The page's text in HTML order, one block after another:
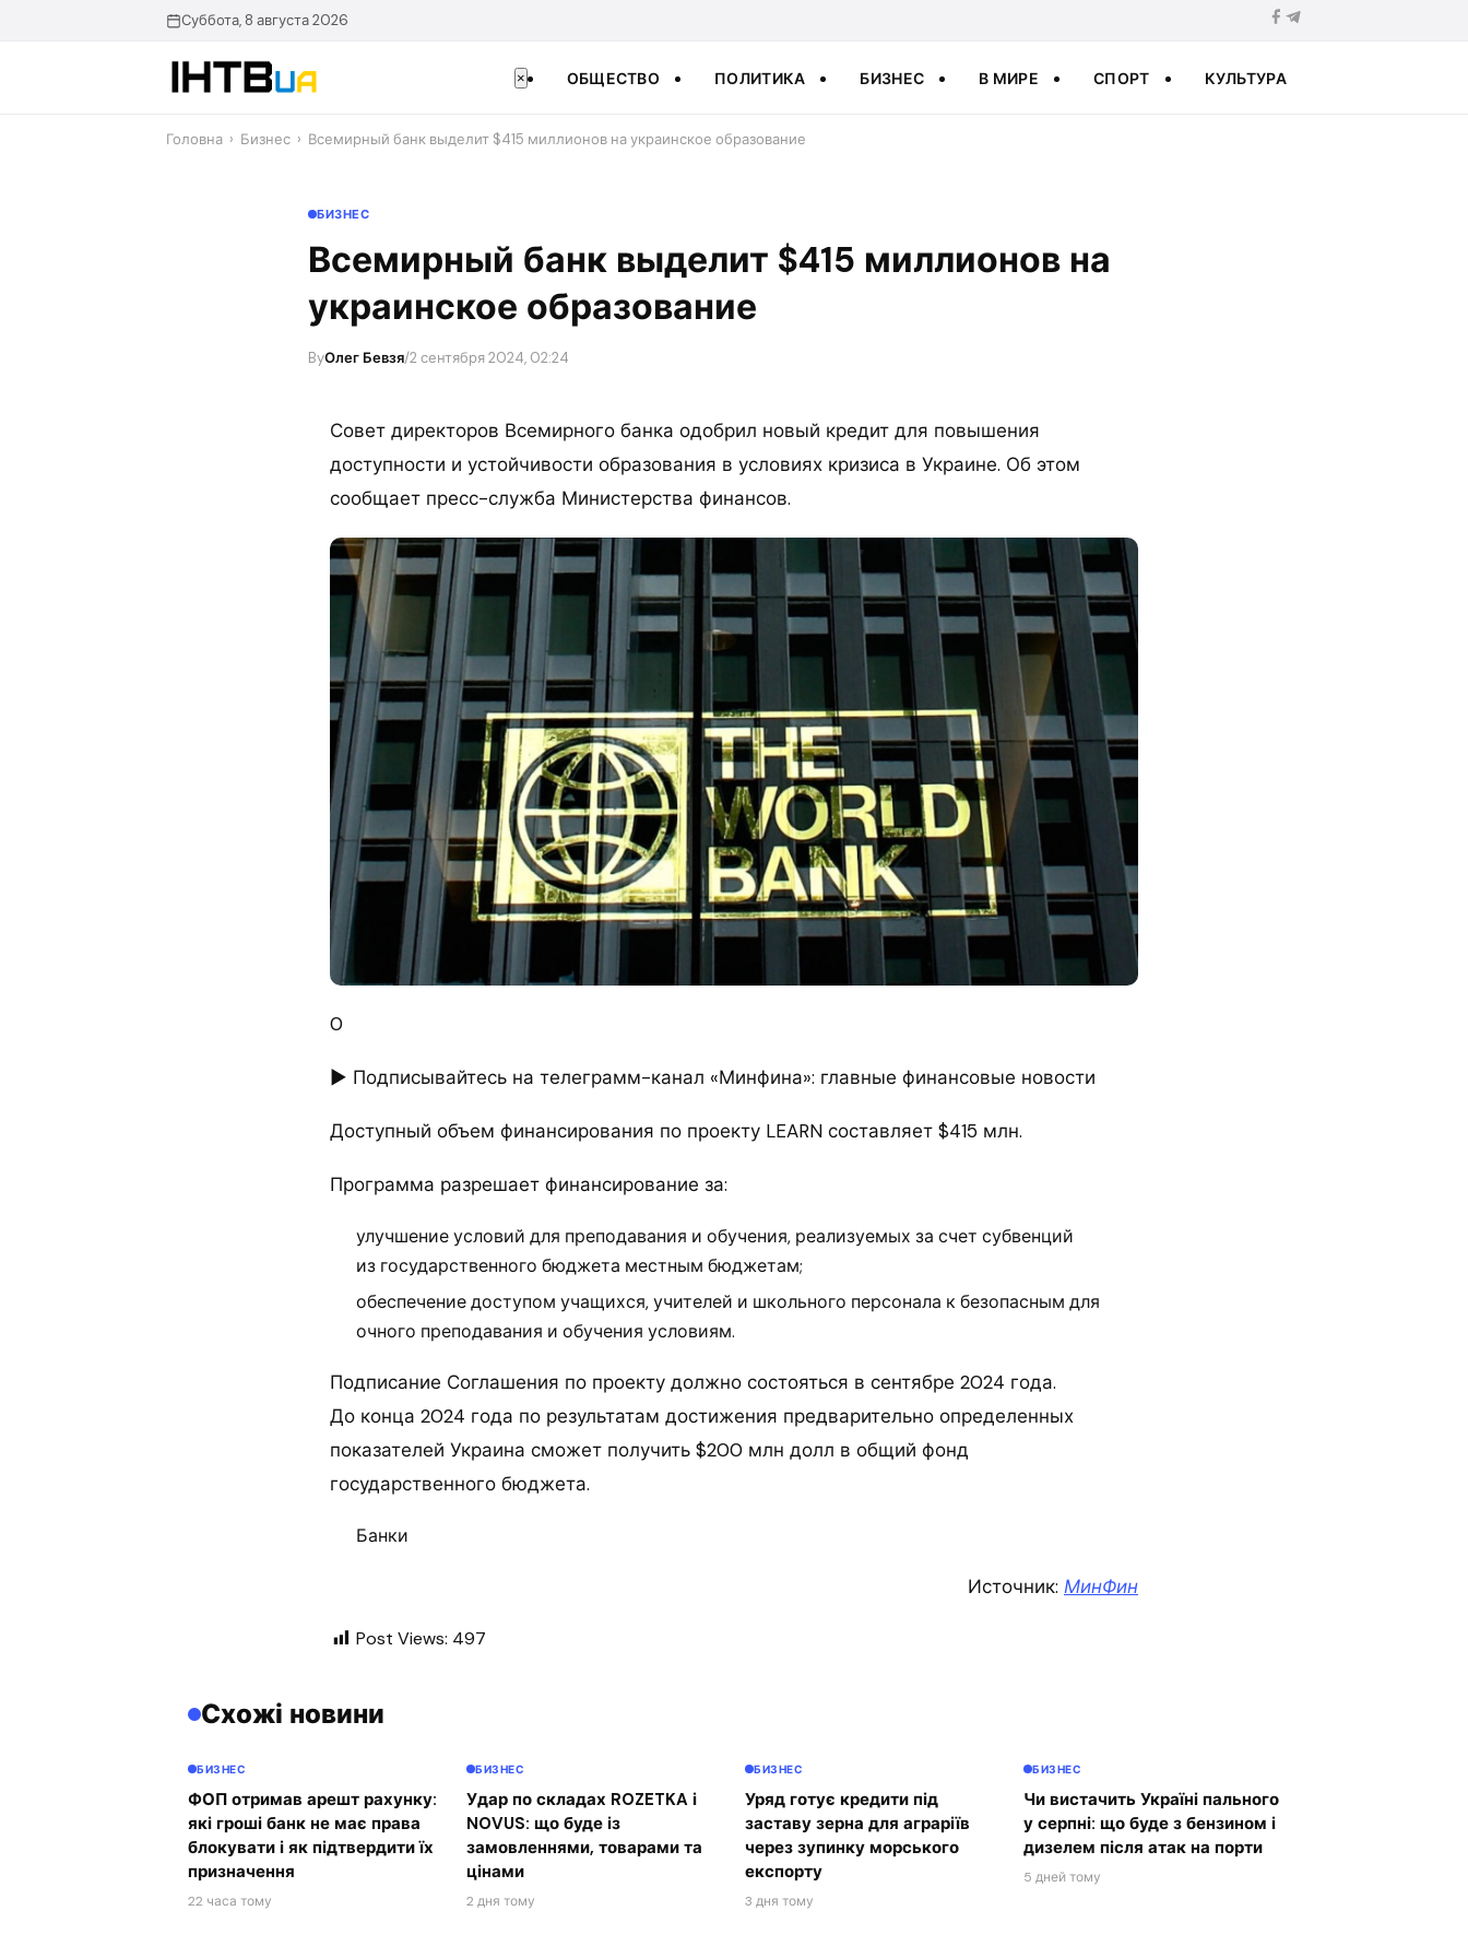
Суббота, 8 августа 2026
× ОБЩЕСТВО ПОЛИТИКА БИЗНЕС В МИРЕ СПОРТ КУЛЬТУРА
Головна › Бизнес › Всемирный банк выделит $415 миллионов на украинское образование
БИЗНЕС
Всемирный банк выделит $415 миллионов на
украинское образование
ByОлег Бевзя/2 сентября 2024, 02:24
Совет директоров Всемирного банка одобрил новый кредит для повышения
доступности и устойчивости образования в условиях кризиса в Украине. Об этом
сообщает пресс-служба Министерства финансов.
0
► Подписывайтесь на телеграмм-канал «Минфина»: главные финансовые новости
Доступный объем финансирования по проекту LEARN составляет $415 млн.
Программа разрешает финансирование за:
улучшение условий для преподавания и обучения, реализуемых за счет субвенций
из государственного бюджета местным бюджетам;
обеспечение доступом учащихся, учителей и школьного персонала к безопасным для
очного преподавания и обучения условиям.
Подписание Соглашения по проекту должно состояться в сентябре 2024 года.
До конца 2024 года по результатам достижения предварительно определенных
показателей Украина сможет получить $200 млн долл в общий фонд
государственного бюджета.
Банки
Источник: МинФин
Post Views: 497
Схожі новини
БИЗНЕС
ФОП отримав арешт рахунку:
які гроші банк не має права
блокувати і як підтвердити їх
призначення
22 часа тому
БИЗНЕС
Удар по складах ROZETKA і
NOVUS: що буде із
замовленнями, товарами та
цінами
2 дня тому
БИЗНЕС
Уряд готує кредити під
заставу зерна для аграріїв
через зупинку морського
експорту
3 дня тому
БИЗНЕС
Чи вистачить Україні пального
у серпні: що буде з бензином і
дизелем після атак на порти
5 дней тому